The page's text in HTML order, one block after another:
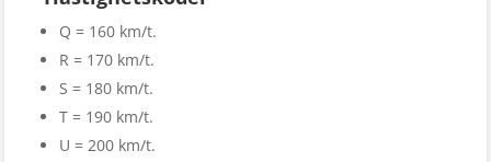
Q = 160 km/t.
R = 170 km/t.
S = 180 km/t.
T = 190 km/t.
U = 200 km/t.